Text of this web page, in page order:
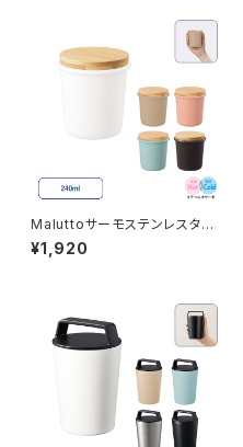
Maluttoサーモステンレスタン
ブラー MG 240ml
¥1,920